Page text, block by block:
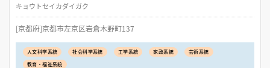
キョウトセイカダイガク
[京都府]京都市左京区岩倉木野町137
人文科学系統 社会科学系統 工学系統 家政系統
芸術系統
教育・福祉系統